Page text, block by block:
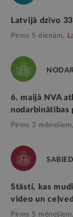
Latvijā dzīvo
Pirms 5 dienām,
6. maijā NVA
nodarbinātības
Pirms 3 mēnešiem,
Stāsti, kas
video un
Pirms 5 mēnešiem,